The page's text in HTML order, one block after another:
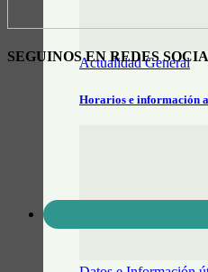
Actualidad General
Horarios e información
SEGUINOS EN REDES